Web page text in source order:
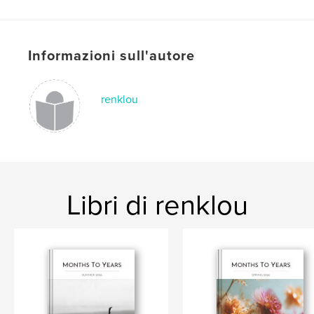
Parole chiave
illness , death
Informazioni sull'autore
renklou
Libri di renklou